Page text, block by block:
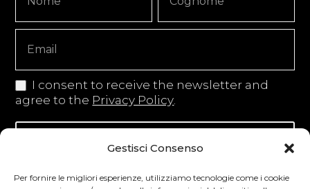
Gestisci Consenso
Per fornire le migliori esperienze, utilizziamo tecnologie come i cookie
Signup
Copy
I consent to receive the newsletter and
agree to the Privacy Policy
Iscriviti alla newsletter